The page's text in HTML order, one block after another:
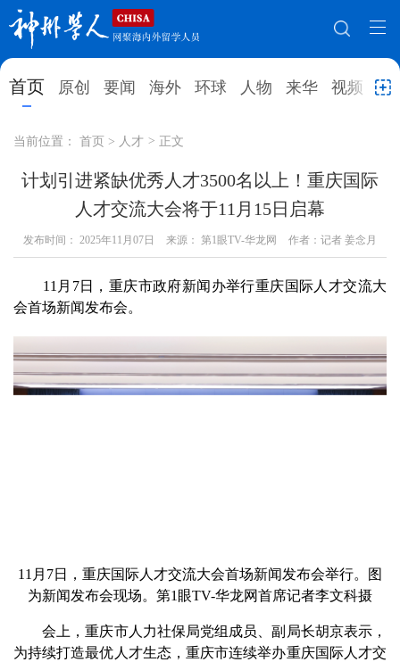
首页 原创 要闻 海外 环球 人物 来华 视频 教
网站地图
首页 原创
环球 人物 来华 视频
就业创业 合作办学 直播访谈
综合 深度 专题 实用信息
当前位置： 首页 > 人才 > 正文
计划引进紧缺优秀人才3500名以上！重庆国际
人才交流大会将于11月15日启幕
发布时间： 2025年11月07日 来源： 第1眼TV-华龙网 作者：记者 姜念月
11月7日，重庆市政府新闻办举行重庆国际人才交流大
会首场新闻发布会。
11月7日，重庆国际人才交流大会首场新闻发布会举行。图
为新闻发布会现场。第1眼TV-华龙网首席记者李文科摄
会上，重庆市人力社保局党组成员、副局长胡京表示，
为持续打造最优人才生态， 重庆市连续举办重庆国际人才交